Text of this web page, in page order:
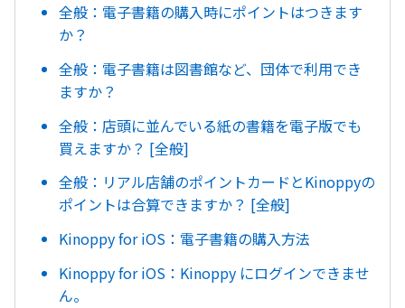
全般：電子書籍の購入時にポイントはつきます
か？
全般：電子書籍は図書館など、団体で利用でき
ますか？
全般：店頭に並んでいる紙の書籍を電子版でも
買えますか？ [全般]
全般：リアル店舗のポイントカードとKinoppyの
ポイントは合算できますか？ [全般]
Kinoppy for iOS：電子書籍の購入方法
Kinoppy for iOS：Kinoppy にログインできませ
ん。